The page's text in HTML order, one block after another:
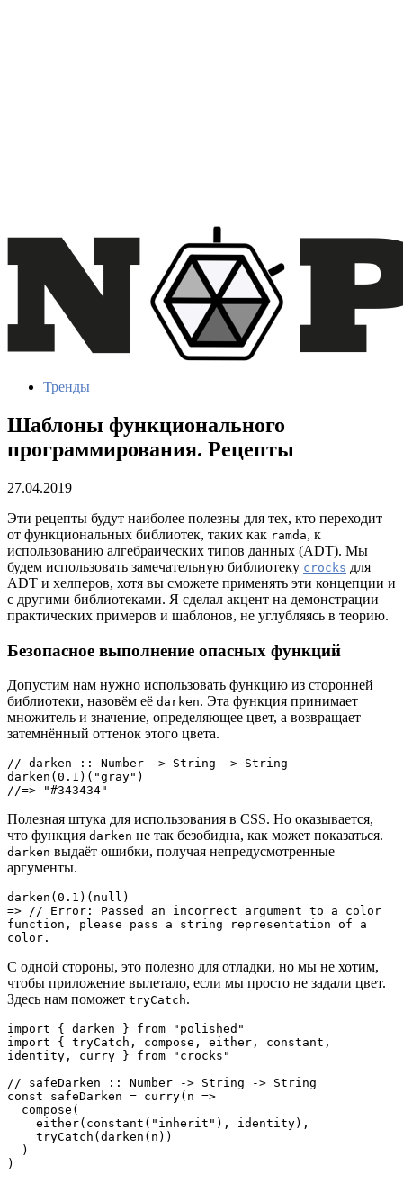
Тренды
Шаблоны функционального
программирования. Рецепты
27.04.2019
Эти рецепты будут наиболее полезны для тех, кто переходит
от функциональных библиотек, таких как ramda, к
использованию алгебраических типов данных (ADT). Мы
будем использовать замечательную библиотеку crocks для
ADT и хелперов, хотя вы сможете применять эти концепции и
с другими библиотеками. Я сделал акцент на демонстрации
практических примеров и шаблонов, не углубляясь в теорию.
Безопасное выполнение опасных функций
Допустим нам нужно использовать функцию из сторонней
библиотеки, назовём её darken. Эта функция принимает
множитель и значение, определяющее цвет, а возвращает
затемнённый оттенок этого цвета.
// darken :: Number -> String -> String
darken(0.1)("gray")
//=> "#343434"
Полезная штука для использования в CSS. Но оказывается,
что функция darken не так безобидна, как может показаться.
darken выдаёт ошибки, получая непредусмотренные
аргументы.
darken(0.1)(null)
=> // Error: Passed an incorrect argument to a color
function, please pass a string representation of a
color.
С одной стороны, это полезно для отладки, но мы не хотим,
чтобы приложение вылетало, если мы просто не задали цвет.
Здесь нам поможет tryCatch.
import { darken } from "polished"
import { tryCatch, compose, either, constant,
identity, curry } from "crocks"
// safeDarken :: Number -> String -> String
const safeDarken = curry(n =>
)